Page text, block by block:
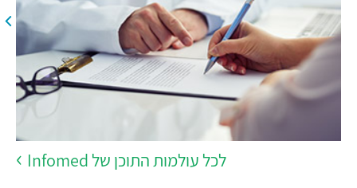
לכל עולמות התוכן של Infomed